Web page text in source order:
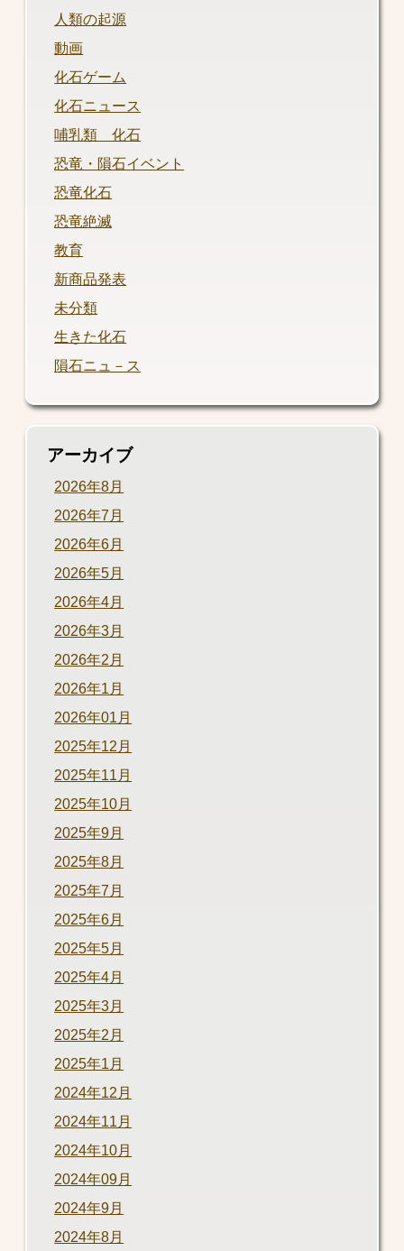
人類の起源
動画
化石ゲーム
化石ニュース
哺乳類 化石
恐竜・隕石イベント
恐竜化石
恐竜絶滅
教育
新商品発表
未分類
生きた化石
隕石ニュ－ス
アーカイブ
2026年8月
2026年7月
2026年6月
2026年5月
2026年4月
2026年3月
2026年2月
2026年1月
2026年01月
2025年12月
2025年11月
2025年10月
2025年9月
2025年8月
2025年7月
2025年6月
2025年5月
2025年4月
2025年3月
2025年2月
2025年1月
2024年12月
2024年11月
2024年10月
2024年09月
2024年9月
2024年8月